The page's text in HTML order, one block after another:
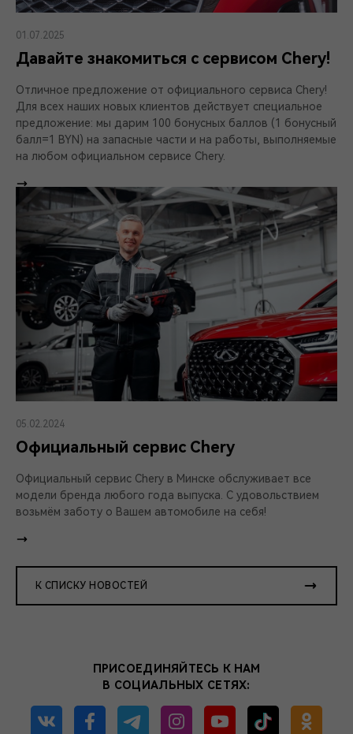
01.07.2025
Давайте знакомиться с сервисом Chery!
Отличное предложение от официального сервиса Chery!
Для всех наших новых клиентов действует специальное
предложение: мы дарим 100 бонусных баллов (1 бонусный
балл=1 BYN) на запасные части и на работы, выполняемые
на любом официальном сервисе Chery.
05.02.2024
Официальный сервис Chery
Официальный сервис Chery в Минске обслуживает все
модели бренда любого года выпуска. С удовольствием
возьмём заботу о Вашем автомобиле на себя!
К СПИСКУ НОВОСТЕЙ
ПРИСОЕДИНЯЙТЕСЬ К НАМ
В СОЦИАЛЬНЫХ СЕТЯХ: